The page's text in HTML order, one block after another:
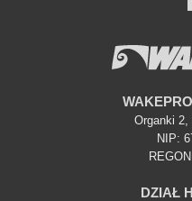
Organki 2,
NIP:
DZIAŁ